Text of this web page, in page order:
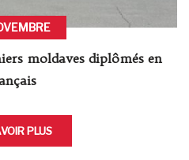
moldaves diplômés en
PLUS